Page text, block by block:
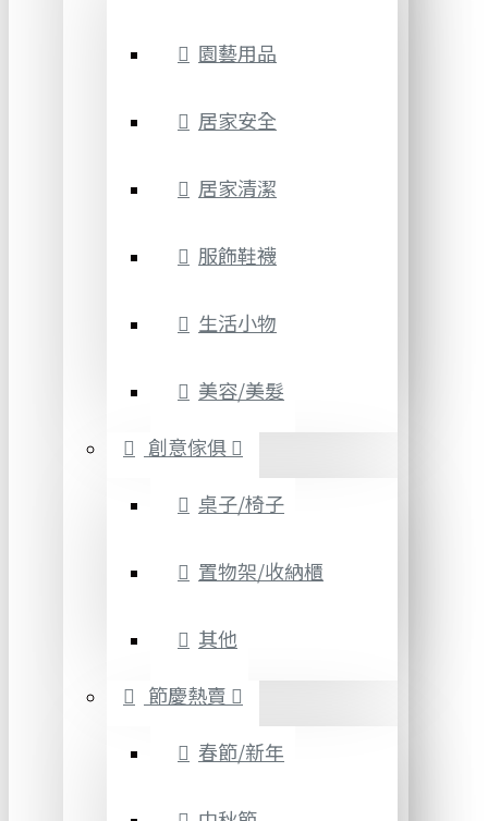
園藝用品
居家安全
居家清潔
服飾鞋襪
生活小物
美容/美髮
創意傢俱
桌子/椅子
置物架/收納櫃
其他
節慶熱賣
春節/新年